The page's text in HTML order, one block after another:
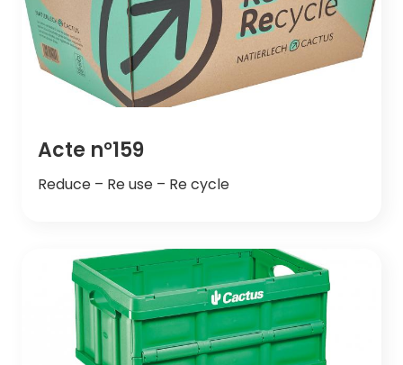
Acte n°159
Reduce – Re use – Re cycle